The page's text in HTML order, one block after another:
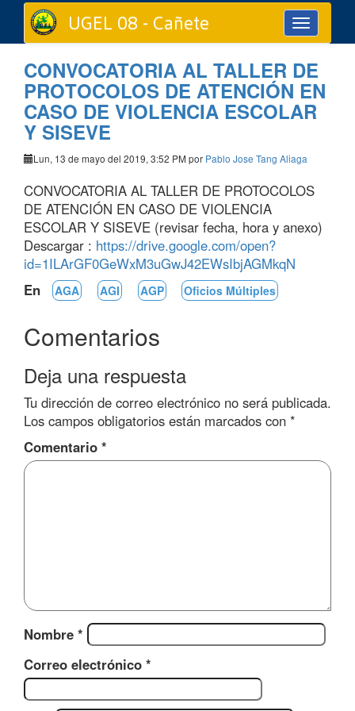
Toggle
navigation
UGEL 08 - Cañete
CONVOCATORIA AL TALLER DE
PROTOCOLOS DE ATENCIÓN EN
CASO DE VIOLENCIA ESCOLAR
Y SISEVE
Lun, 13 de mayo del 2019, 3:52 PM por Pablo Jose Tang Aliaga
CONVOCATORIA AL TALLER DE PROTOCOLOS
DE ATENCIÓN EN CASO DE VIOLENCIA
ESCOLAR Y SISEVE (revisar fecha, hora y anexo)
Descargar : https://drive.google.com/open?
id=1ILArGF0GeWxM3uGwJ42EWsIbjAGMkqN
En
AGA AGI AGP Oficios Múltiples
Comentarios
Deja una respuesta
Tu dirección de correo electrónico no será publicada.
Los campos obligatorios están marcados con *
Comentario *
Nombre *
Correo electrónico *